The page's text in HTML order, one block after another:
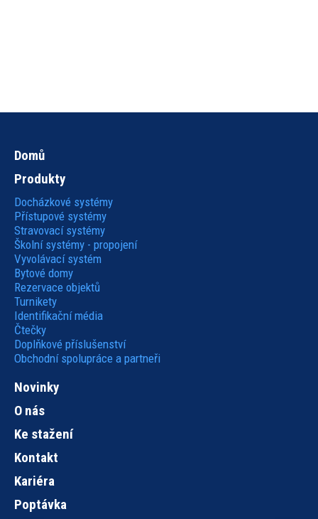
Hlavní
navigace
Domů
Produkty
Docházkové systémy
Přístupové systémy
Stravovací systémy
Školní systémy - propojení
Vyvolávací systém
Bytové domy
Rezervace objektů
Turnikety
Identifikační média
Čtečky
Doplňkové příslušenství
Obchodní spolupráce a partneři
Novinky
O nás
Ke stažení
Kontakt
Kariéra
Poptávka